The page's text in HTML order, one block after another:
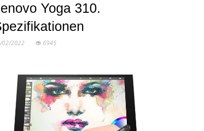
Yoga 310.
02/2022 6945